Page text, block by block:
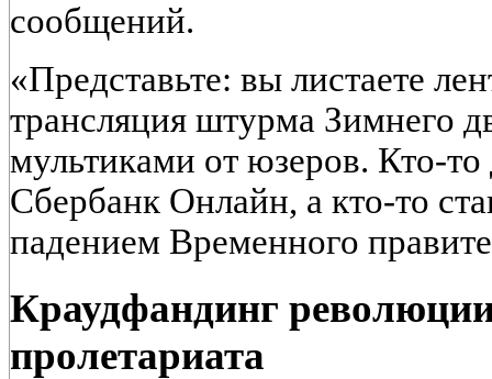
сообщений.
«Представьте: вы листаете
трансляция штурма Зимнего
мультиками от юзеров. Кто-то
Сбербанк Онлайн, а кто-то
падением Временного
Краудфандинг
пролетариата